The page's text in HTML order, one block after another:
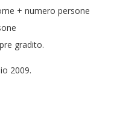
+ numero persone
gradito.
2009.